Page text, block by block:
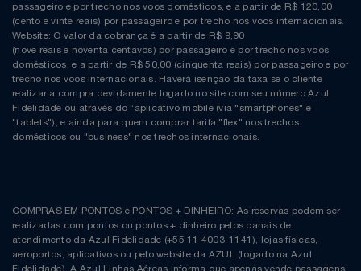
passageiro e por trecho nos voos domésticos, e a partir de R$ 120,00
(cento e vinte reais) por passageiro e por trecho nos voos internacionais.
Website: O valor da cobrança é a partir de R$ 9,90
(nove reais e noventa centavos) por passageiro e por trecho nos voos
domésticos, e a partir de R$ 50,00 (cinquenta reais) por passageiro e por
trecho nos voos internacionais. Haverá isenção da taxa se o cliente
realizar a compra devidamente logado no site com seu número Azul
Fidelidade ou através do “aplicativo mobile (via "smartphones" e
"tablets"), e ainda para quem comprar tarifa "flex" nos trechos
domésticos ou "business" nos trechos internacionais.
COMPRAS EM PONTOS e PONTOS + DINHEIRO: As reservas podem ser
realizadas com pontos ou pontos + dinheiro pelos canais de
atendimento da Azul Fidelidade (+55 11 4003-1141), lojas físicas,
aeroportos, aplicativos ou pelo website da AZUL (logado na Azul